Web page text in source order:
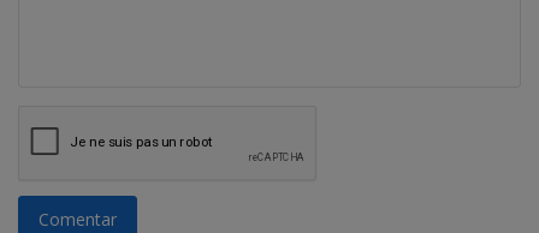
Comentar